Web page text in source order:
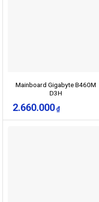
Mainboard Gigabyte B460M
D3H
2.660.000 ₫